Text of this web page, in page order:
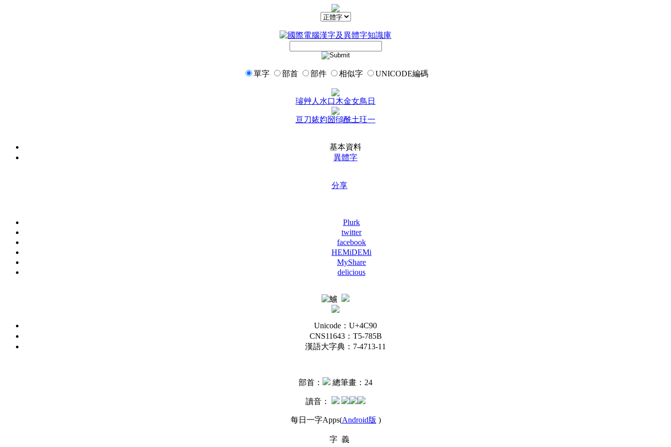
單字 部首 部件 相似字 UNICODE編碼
璿艸 人 水口木金女鳥 日
亘刀㛄㚬圀鴴酰土玨一
基本資料
異體字
分享
Plurk
twitter
facebook
HEMiDEMi
MyShare
delicious
Unicode：U+4C90
CNS11643：T5-785B
漢語大字典：7-4713-11
部首： 總筆畫：24
讀音：
每日一字Apps(Android版 )
字 義